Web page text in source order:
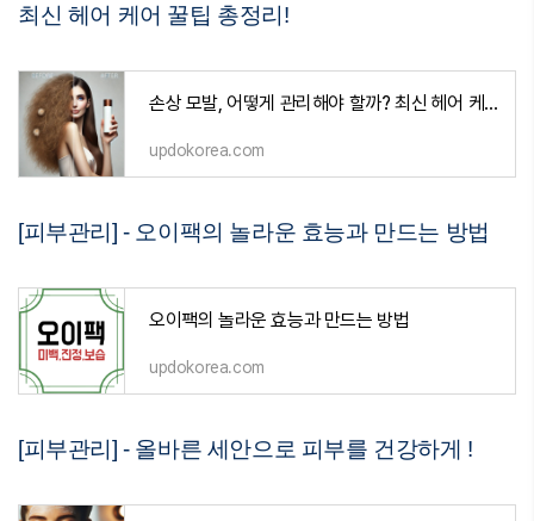
최신 헤어 케어 꿀팁 총정리!
손상 모발, 어떻게 관리해야 할까? 최신 헤어 케어 꿀팁 총정리!
updokorea.com
[피부관리] - 오이팩의 놀라운 효능과 만드는 방법
오이팩의 놀라운 효능과 만드는 방법
updokorea.com
[피부관리] - 올바른 세안으로 피부를 건강하게 !